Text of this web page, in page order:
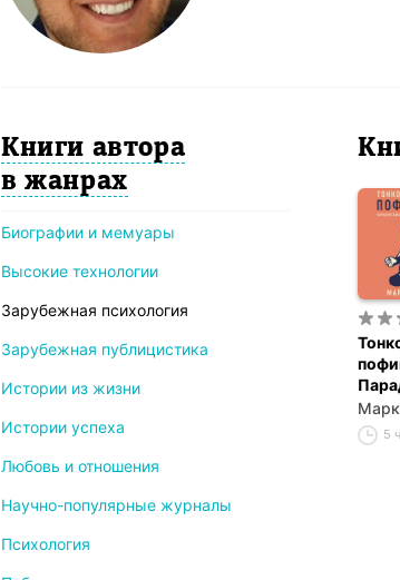
Книги автора
в жанрах
Биографии и мемуары
Высокие технологии
Зарубежная психология
Зарубежная публицистика
Истории из жизни
Истории успеха
Любовь и отношения
Научно-популярные журналы
Психология
5